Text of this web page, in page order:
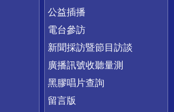
公益插播
電台參訪
新聞採訪暨節目訪談
廣播訊號收聽量測
黑膠唱片查詢
留言版